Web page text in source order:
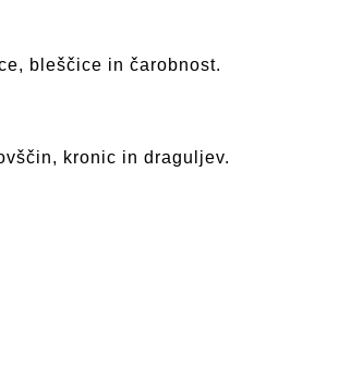
bleščice in čarobnost.
kronic in draguljev.